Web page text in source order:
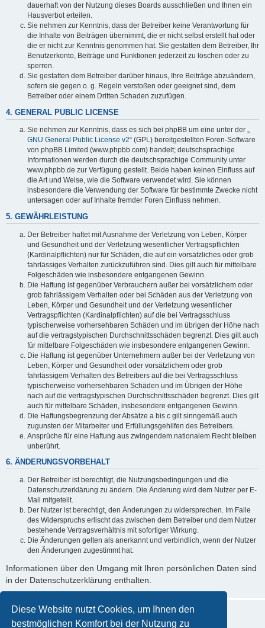
Diese Website nutzt Cookies, um Ihnen den
bestmöglichen Komfort bei der Nutzung zu
dauerhaft von der Nutzung dieses Boards ausschließen und Ihnen ein
Hausverbot erteilen.
Sie nehmen zur Kenntnis, dass der Betreiber keine Verantwortung für
die Inhalte von Beiträgen übernimmt, die er nicht selbst erstellt hat oder
die er nicht zur Kenntnis genommen hat. Sie gestatten dem Betreiber, Ihr
Benutzerkonto, Beiträge und Funktionen jederzeit zu löschen oder zu
sperren.
Sie gestatten dem Betreiber darüber hinaus, Ihre Beiträge abzuändern,
sofern sie gegen o. g. Regeln verstoßen oder geeignet sind, dem
Betreiber oder einem Dritten Schaden zuzufügen.
4. GENERAL PUBLIC LICENSE
Sie nehmen zur Kenntnis, dass es sich bei phpBB um eine unter der „
GNU General Public License v2“ (GPL) bereitgestellten Foren-Software
von phpBB Limited (www.phpbb.com) handelt; deutschsprachige
Informationen werden durch die deutschsprachige Community unter
www.phpbb.de zur Verfügung gestellt. Beide haben keinen Einfluss auf
die Art und Weise, wie die Software verwendet wird. Sie können
insbesondere die Verwendung der Software für bestimmte Zwecke nicht
untersagen oder auf Inhalte fremder Foren Einfluss nehmen.
5. GEWÄHRLEISTUNG
Der Betreiber haftet mit Ausnahme der Verletzung von Leben, Körper
und Gesundheit und der Verletzung wesentlicher Vertragspflichten
(Kardinalpflichten) nur für Schäden, die auf ein vorsätzliches oder grob
fahrlässiges Verhalten zurückzuführen sind. Dies gilt auch für mittelbare
Folgeschäden wie insbesondere entgangenen Gewinn.
Die Haftung ist gegenüber Verbrauchern außer bei vorsätzlichem oder
grob fahrlässigem Verhalten oder bei Schäden aus der Verletzung von
Leben, Körper und Gesundheit und der Verletzung wesentlicher
Vertragspflichten (Kardinalpflichten) auf die bei Vertragsschluss
typischerweise vorhersehbaren Schäden und im übrigen der Höhe nach
auf die vertragstypischen Durchschnittsschäden begrenzt. Dies gilt auch
für mittelbare Folgeschäden wie insbesondere entgangenen Gewinn.
Die Haftung ist gegenüber Unternehmern außer bei der Verletzung von
Leben, Körper und Gesundheit oder vorsätzlichem oder grob
fahrlässigem Verhalten des Betreibers auf die bei Vertragsschluss
typischerweise vorhersehbaren Schäden und im Übrigen der Höhe
nach auf die vertragstypischen Durchschnittsschäden begrenzt. Dies gilt
auch für mittelbare Schäden, insbesondere entgangenen Gewinn.
Die Haftungsbegrenzung der Absätze a bis c gilt sinngemäß auch
zugunsten der Mitarbeiter und Erfüllungsgehilfen des Betreibers.
Ansprüche für eine Haftung aus zwingendem nationalem Recht bleiben
unberührt.
6. ÄNDERUNGSVORBEHALT
Der Betreiber ist berechtigt, die Nutzungsbedingungen und die
Datenschutzerklärung zu ändern. Die Änderung wird dem Nutzer per E-
Mail mitgeteilt.
Der Nutzer ist berechtigt, den Änderungen zu widersprechen. Im Falle
des Widerspruchs erlischt das zwischen dem Betreiber und dem Nutzer
bestehende Vertragsverhältnis mit sofortiger Wirkung.
Die Änderungen gelten als anerkannt und verbindlich, wenn der Nutzer
den Änderungen zugestimmt hat.
Informationen über den Umgang mit Ihren persönlichen Daten sind
in der Datenschutzerklärung enthalten.